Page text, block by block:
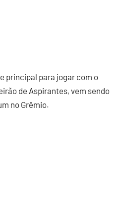
principal para jogar com o
de Aspirantes, vem sendo
no Grêmio.